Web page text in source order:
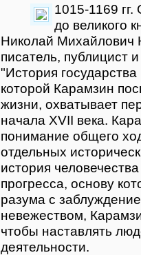
1015-1169 гг.
до великого
Николай Михайлович
писатель, публицист
"История
которой Карамзин
жизни, охватывает
начала XVII века.
понимание общего
отдельных
история
прогресса, основу
разума с
невежеством,
чтобы наставлять
деятельности.